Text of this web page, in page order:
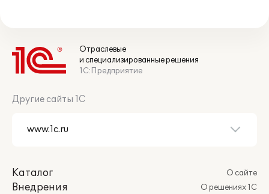
Отраслевые
и специализированные решения
1С:Предприятие
Другие сайты 1С
Каталог
Внедрения
О сайте
О решениях 1С